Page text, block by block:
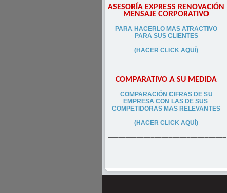
ASESORÍA EXPRESS RENOVACIÓN
MENSAJE CORPORATIVO
PARA HACERLO MAS ATRACTIVO
PARA SUS CLIENTES
(HACER CLICK AQUÍ)
–––––––––––––––––––––––––––––––––
COMPARATIVO A SU MEDIDA
COMPARACIÓN CIFRAS DE SU
EMPRESA CON LAS DE SUS
COMPETIDORAS MAS RELEVANTES
(HACER CLICK AQUÍ)
–––––––––––––––––––––––––––––––––